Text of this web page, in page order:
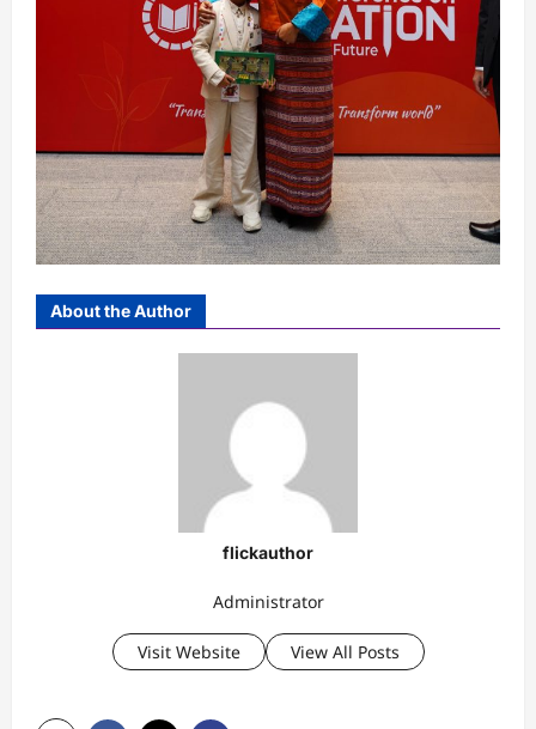
About the Author
flickauthor
Administrator
Visit Website View All Posts